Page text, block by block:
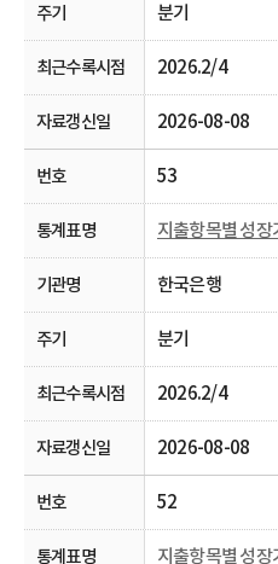
분기
2026.2/4
2026-08-08
53
한국은행
분기
2026.2/4
2026-08-08
52